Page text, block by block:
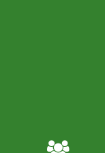
Adhésion